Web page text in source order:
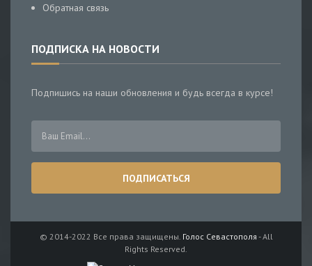
Обратная связь
ПОДПИСКА НА НОВОСТИ
Подпишись на наши обновления и будь всегда в курсе!
© 2014-2022 Все права защищены. Голос Севастополя - All
Rights Reserved.